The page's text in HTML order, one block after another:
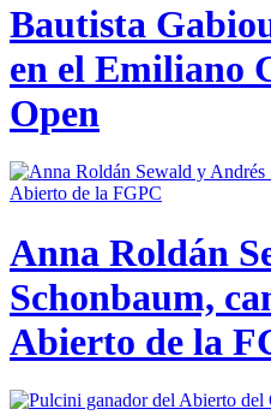
Bautista
en el Emiliano
Open
Anna Roldán
Schonbaum,
Abierto de la